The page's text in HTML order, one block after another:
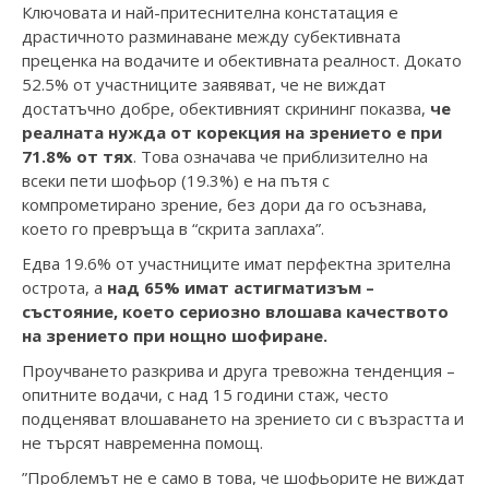
Ключовата и най-притеснителна констатация е
драстичното разминаване между субективната
преценка на водачите и обективната реалност. Докато
52.5% от участниците заявяват, че не виждат
достатъчно добре, обективният скрининг показва, че
реалната нужда от корекция на зрението е при
71.8% от тях. Това означава че приблизително на
всеки пети шофьор (19.3%) е на пътя с
компрометирано зрение, без дори да го осъзнава,
което го превръща в “скрита заплаха”.
Едва 19.6% от участниците имат перфектна зрителна
острота, а над 65% имат астигматизъм –
състояние, което сериозно влошава качеството
на зрението при нощно шофиране.
Проучването разкрива и друга тревожна тенденция –
опитните водачи, с над 15 години стаж, често
подценяват влошаването на зрението си с възрастта и
не търсят навременна помощ.
”Проблемът не е само в това, че шофьорите не виждат